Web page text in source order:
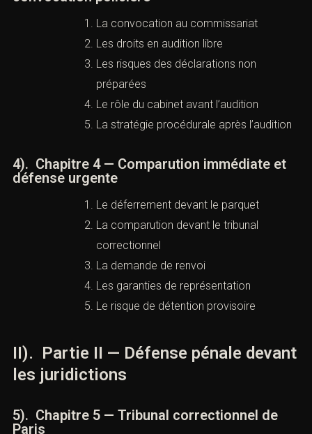
La convocation au commissariat
Les droits en audition libre
Les risques des déclarations non
préparées
Le rôle du cabinet avant l’audition
La stratégie procédurale après
4). Chapitre 4 — Comparution immédiate et
défense urgente
Le déferrement devant le parquet
La comparution devant le tribunal
correctionnel
La demande de renvoi
Les garanties de représentation
II). Partie II — Défense pénale